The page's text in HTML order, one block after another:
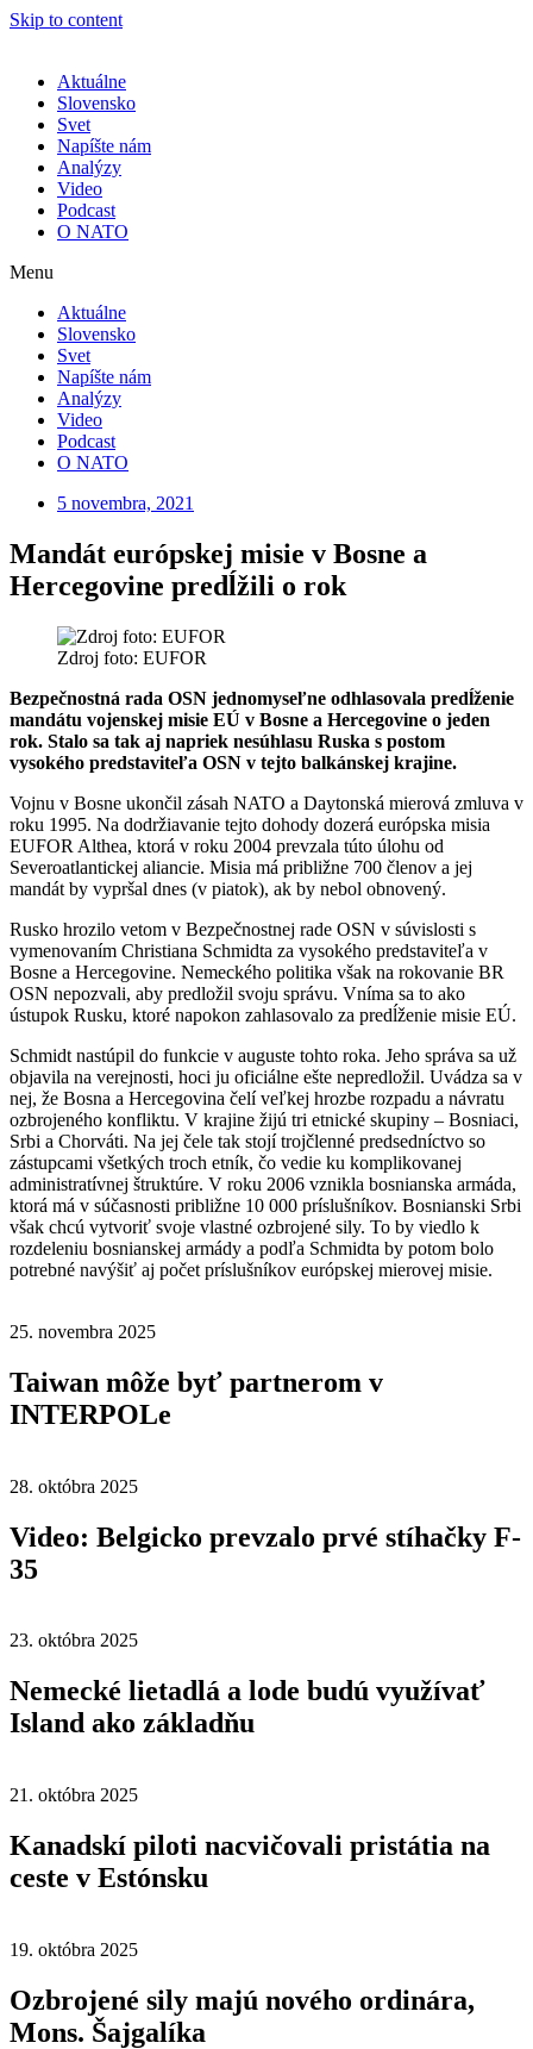
Skip to content
Aktuálne
Slovensko
Svet
Napíšte nám
Analýzy
Video
Podcast
O NATO
Menu
Aktuálne
Slovensko
Svet
Napíšte nám
Analýzy
Video
Podcast
O NATO
5 novembra, 2021
Mandát európskej misie v Bosne a
Hercegovine predĺžili o rok
Zdroj foto: EUFOR
Bezpečnostná rada OSN jednomyseľne odhlasovala predĺženie
mandátu vojenskej misie EÚ v Bosne a Hercegovine o jeden
rok. Stalo sa tak aj napriek nesúhlasu Ruska s postom
vysokého predstaviteľa OSN v tejto balkánskej krajine.
Vojnu v Bosne ukončil zásah NATO a Daytonská mierová zmluva v
roku 1995. Na dodržiavanie tejto dohody dozerá európska misia
EUFOR Althea, ktorá v roku 2004 prevzala túto úlohu od
Severoatlantickej aliancie. Misia má približne 700 členov a jej
mandát by vypršal dnes (v piatok), ak by nebol obnovený.
Rusko hrozilo vetom v Bezpečnostnej rade OSN v súvislosti s
vymenovaním Christiana Schmidta za vysokého predstaviteľa v
Bosne a Hercegovine. Nemeckého politika však na rokovanie BR
OSN nepozvali, aby predložil svoju správu. Vníma sa to ako
ústupok Rusku, ktoré napokon zahlasovalo za predĺženie misie EÚ.
Schmidt nastúpil do funkcie v auguste tohto roka. Jeho správa sa už
objavila na verejnosti, hoci ju oficiálne ešte nepredložil. Uvádza sa v
nej, že Bosna a Hercegovina čelí veľkej hrozbe rozpadu a návratu
ozbrojeného konfliktu. V krajine žijú tri etnické skupiny – Bosniaci,
Srbi a Chorváti. Na jej čele tak stojí trojčlenné predsedníctvo so
zástupcami všetkých troch etník, čo vedie ku komplikovanej
administratívnej štruktúre. V roku 2006 vznikla bosnianska armáda,
ktorá má v súčasnosti približne 10 000 príslušníkov. Bosnianski Srbi
však chcú vytvoriť svoje vlastné ozbrojené sily. To by viedlo k
rozdeleniu bosnianskej armády a podľa Schmidta by potom bolo
potrebné navýšiť aj počet príslušníkov európskej mierovej misie.
25. novembra 2025
Taiwan môže byť partnerom v
INTERPOLe
28. októbra 2025
Video: Belgicko prevzalo prvé stíhačky F-
35
23. októbra 2025
Nemecké lietadlá a lode budú využívať
Island ako základňu
21. októbra 2025
Kanadskí piloti nacvičovali pristátia na
ceste v Estónsku
19. októbra 2025
Ozbrojené sily majú nového ordinára,
Mons. Šajgalíka